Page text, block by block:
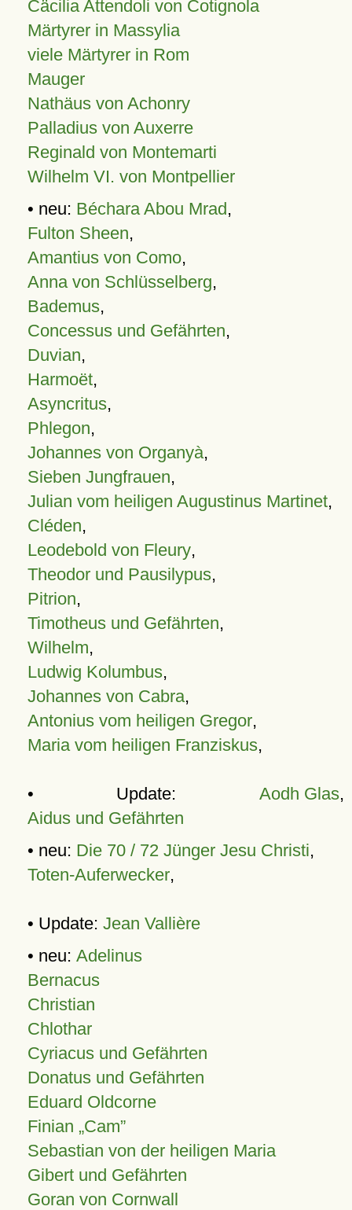
Cäcilia Attendoli von Cotignola
Märtyrer in Massylia
viele Märtyrer in Rom
Mauger
Nathäus von Achonry
Palladius von Auxerre
Reginald von Montemarti
Wilhelm VI. von Montpellier
• neu: Béchara Abou Mrad,
Fulton Sheen,
Amantius von Como,
Anna von Schlüsselberg,
Bademus,
Concessus und Gefährten,
Duvian,
Harmoët,
Asyncritus,
Phlegon,
Johannes von Organyà,
Sieben Jungfrauen,
Julian vom heiligen Augustinus Martinet,
Cléden,
Leodebold von Fleury,
Theodor und Pausilypus,
Pitrion,
Timotheus und Gefährten,
Wilhelm,
Ludwig Kolumbus,
Johannes von Cabra,
Antonius vom heiligen Gregor,
Maria vom heiligen Franziskus,
• Update: Aodh Glas,
Aidus und Gefährten
• neu: Die 70 / 72 Jünger Jesu Christi,
Toten-Auferwecker,
• Update: Jean Vallière
• neu: Adelinus
Bernacus
Christian
Chlothar
Cyriacus und Gefährten
Donatus und Gefährten
Eduard Oldcorne
Finian Cam
Sebastian von der heiligen Maria
Gibert und Gefährten
Goran von Cornwall